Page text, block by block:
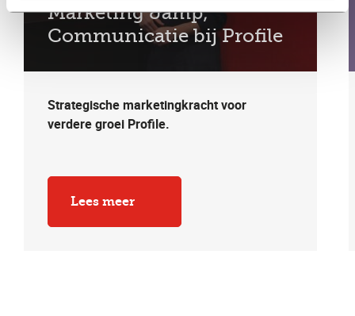
Marketing &amp;
Communicatie bij Profile
Strategische marketingkracht voor
verdere groei Profile.
Lees meer